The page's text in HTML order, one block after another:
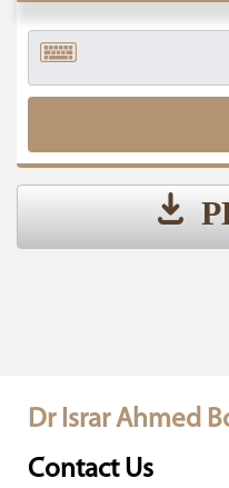
Dr Israr Ahmed
Contact Us